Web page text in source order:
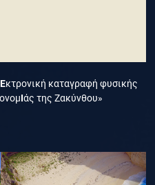
Εκτρονική καταγραφή φυσικής
Ιάς της Ζακύνθου»